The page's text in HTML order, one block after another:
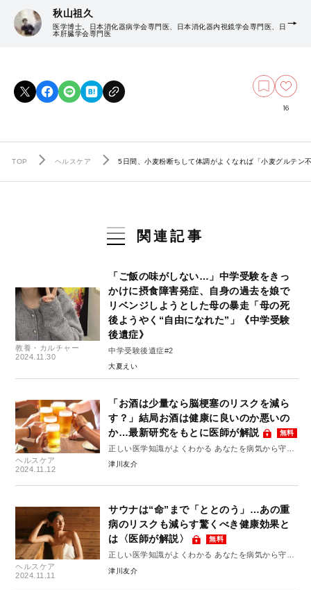
秋山祖久
医学博士。日本消化器病学会専門医、日本消化器内視鏡学会専門医、日
本肝臓学会専門医
16
TOP ヘルスケア 5日間、小麦粉断ちして体調がよくなれば「小麦グルテン
関連記事
教養・カルチャー
2024.11.30
「ご飯の味がしない…」中学受験をきっ
かけに摂食障害発症、自身の過去を娘で
リベンジしようとした母の暴走「母の死
後ようやく“自由になれた”」《中学受験
後遺症》
中学受験後遺症#2
大夏えい
ヘルスケア
2024.11.12
「お酒は少量なら脳梗塞のリスクを減ら
す？」結局お酒は健康に良いのか悪いの
か…最新研究をもとに医師が解説
無料
正しい医学知識がよくわかる あなたを病気から守る
10のルール #10
津川友介
ヘルスケア
2024.11.11
サウナは“命”まで「ととのう」…あの重
病のリスクも減らす驚くべき健康効果と
は〈医師が解説〉
無料
正しい医学知識がよくわかる あなたを病気から守る
10のルール #9
津川友介